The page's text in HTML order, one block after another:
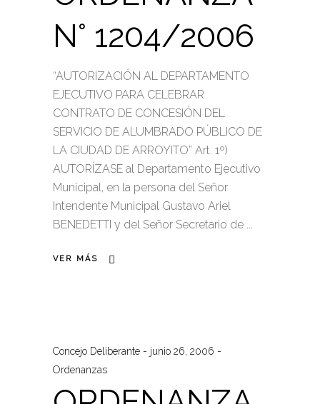
N° 1204/2006
“AUTORIZACIÓN AL DEPARTAMENTO
EJECUTIVO PARA CELEBRAR
CONTRATO DE CONCESIÓN DEL
SERVICIO DE ALUMBRADO PÚBLICO DE
LA CIUDAD DE ARROYITO” Art. 1º)
AUTORÍZASE al Departamento Ejecutivo
Municipal, en la persona del Señor
Intendente Municipal Gustavo Ariel
BENEDETTI y del Señor Secretario de
VER MÁS
Concejo Deliberante
junio 26, 2006
Ordenanzas